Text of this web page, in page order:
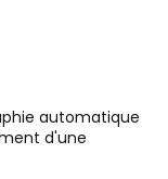
automatique
d'une